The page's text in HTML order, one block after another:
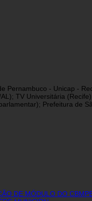
- Unicap -
TV Universitária
Prefeitura
DE MÓDULO DO